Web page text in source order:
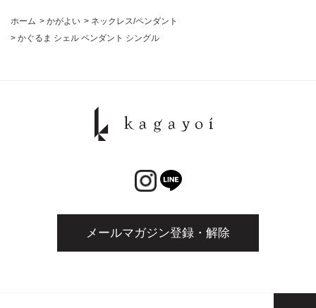
ホーム > かがよい > ネックレス/ペンダント
> かぐるま シェル ペンダント シングル
メールマガジン登録・解除